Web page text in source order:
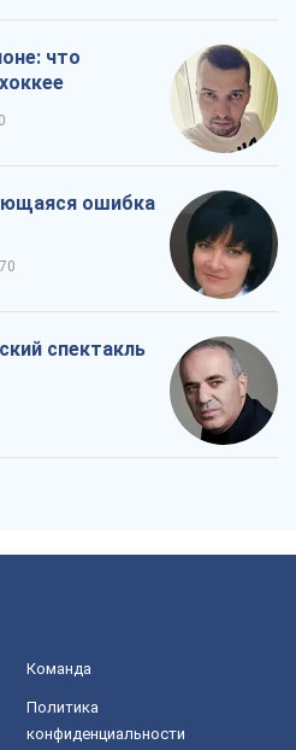
что
ошибка
спектакль
Команда
Политика
конфиденциальности